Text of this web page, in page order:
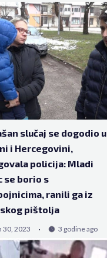
slučaj se dogodio u
i Hercegovini,
policija: Mladi
se borio s
ranili ga iz
pištolja
30, 2023 3 godine ago